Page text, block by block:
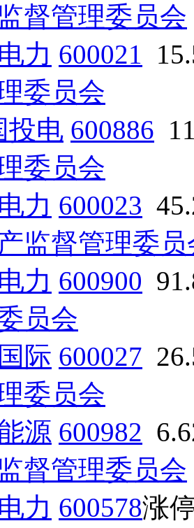
督管理委员会
力 600021
委员会
投电 600886
委员会
力 600023
监督管理委员
力 600900
员会
际 600027
委员会
源 600982
督管理委员会
力 600578涨